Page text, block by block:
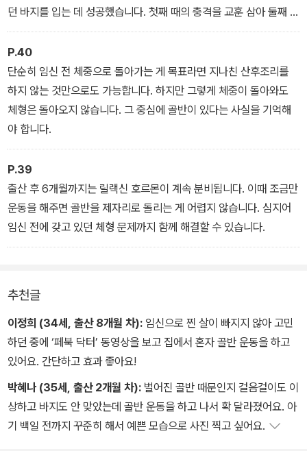
던 바지를 입는 데 성공했습니다. 첫째 때의 충격을 교훈 삼아 둘째 때
는 출산 후부터 바로 골반 교정 운동을 했거든요.
P.40
단순히 임신 전 체중으로 돌아가는 게 목표라면 지나친 산후조리를
하지 않는 것만으로도 가능합니다. 하지만 그렇게 체중이 돌아와도
체형은 돌아오지 않습니다. 그 중심에 골반이 있다는 사실을 기억해
야 합니다.
P.39
출산 후 6개월까지는 릴랙신 호르몬이 계속 분비됩니다. 이때 조금만
운동을 해주면 골반을 제자리로 돌리는 게 어렵지 않습니다. 심지어
임신 전에 갖고 있던 체형 문제까지 함께 해결할 수 있습니다.
추천글
이정희 (34세, 출산 8개월 차): 임신으로 찐 살이 빠지지 않아 고민
하던 중에 ‘페북 닥터’ 동영상을 보고 집에서 혼자 골반 운동을 하고
있어요. 간단하고 효과 좋아요!
박혜나 (35세, 출산 2개월 차): 벌어진 골반 때문인지 걸음걸이도 이
상하고 바지도 안 맞았는데 골반 운동을 하고 나서 확 달라졌어요. 아
기 백일 전까지 꾸준히 해서 예쁜 모습으로 사진 찍고 싶어요.